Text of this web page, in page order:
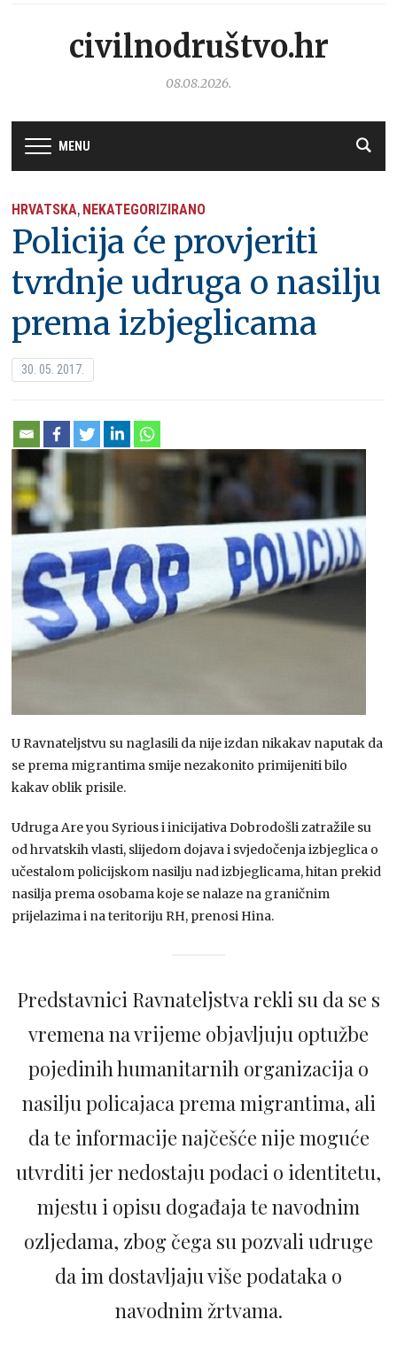
civilnodruštvo.hr
08.08.2026.
MENU
HRVATSKA, NEKATEGORIZIRANO
Policija će provjeriti
tvrdnje udruga o nasilju
prema izbjeglicama
30. 05. 2017.
U Ravnateljstvu su naglasili da nije izdan nikakav naputak da
se prema migrantima smije nezakonito primijeniti bilo
kakav oblik prisile.
Udruga Are you Syrious i inicijativa Dobrodošli zatražile su
od hrvatskih vlasti, slijedom dojava i svjedočenja izbjeglica o
učestalom policijskom nasilju nad izbjeglicama, hitan prekid
nasilja prema osobama koje se nalaze na graničnim
prijelazima i na teritoriju RH, prenosi Hina.
Predstavnici Ravnateljstva rekli su da se s
vremena na vrijeme objavljuju optužbe
pojedinih humanitarnih organizacija o
nasilju policajaca prema migrantima, ali
da te informacije najčešće nije moguće
utvrditi jer nedostaju podaci o identitetu,
mjestu i opisu događaja te navodnim
ozljedama, zbog čega su pozvali udruge
da im dostavljaju više podataka o
navodnim žrtvama.